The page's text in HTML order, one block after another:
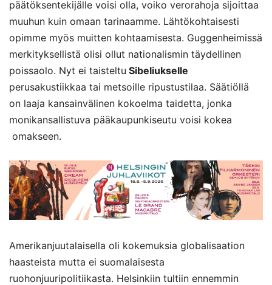
päätöksentekijälle voisi olla, voiko verorahoja sijoittaa
muuhun kuin omaan tarinaamme. Lähtökohtaisesti
opimme myös muitten kohtaamisesta. Guggenheimissä
merkityksellistä olisi ollut nationalismin täydellinen
poissaolo. Nyt ei taisteltu Sibeliukselle
perusakustiikkaa tai metsoille ripustustilaa. Säätiöllä
on laaja kansainvälinen kokoelma taidetta, jonka
monikansallistuva pääkaupunkiseutu voisi kokea
omakseen.
Amerikanjuutalaisella oli kokemuksia globalisaation
haasteista mutta ei suomalaisesta
ruohonjuuripolitiikasta. Helsinkiin tultiin ennemmin